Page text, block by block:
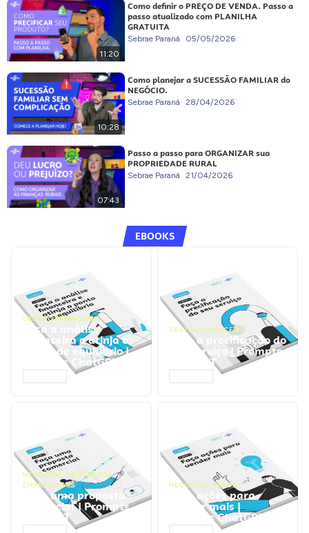
11:20
Como definir o PREÇO DE VENDA. Passo a
passo atualizado com PLANILHA
GRATUITA
Sebrae Paraná 05/05/2026
10:28
Como planejar a SUCESSÃO FAMILIAR do
NEGÓCIO.
Sebrae Paraná 28/04/2026
07:43
Passo a passo para ORGANIZAR sua
PROPRIEDADE RURAL
Sebrae Paraná 21/04/2026
EBOOKS
GESTÃO FINANCEIRA
Faça a análise
financeira e atinja o
ponto de equilíbrio |
Prompts ChatGPT
GESTÃO FINANCEIRA
Faça a precificação do
seu serviço | Prompts
ChatGPT
NEGÓCIOS, PROCESSOS
EMPRESARIAIS
Faça uma proposta
comercial | Prompts
ChatGPT
NEGÓCIOS, VENDAS
Faça ações para
vender mais |
Prompts ChatGPT